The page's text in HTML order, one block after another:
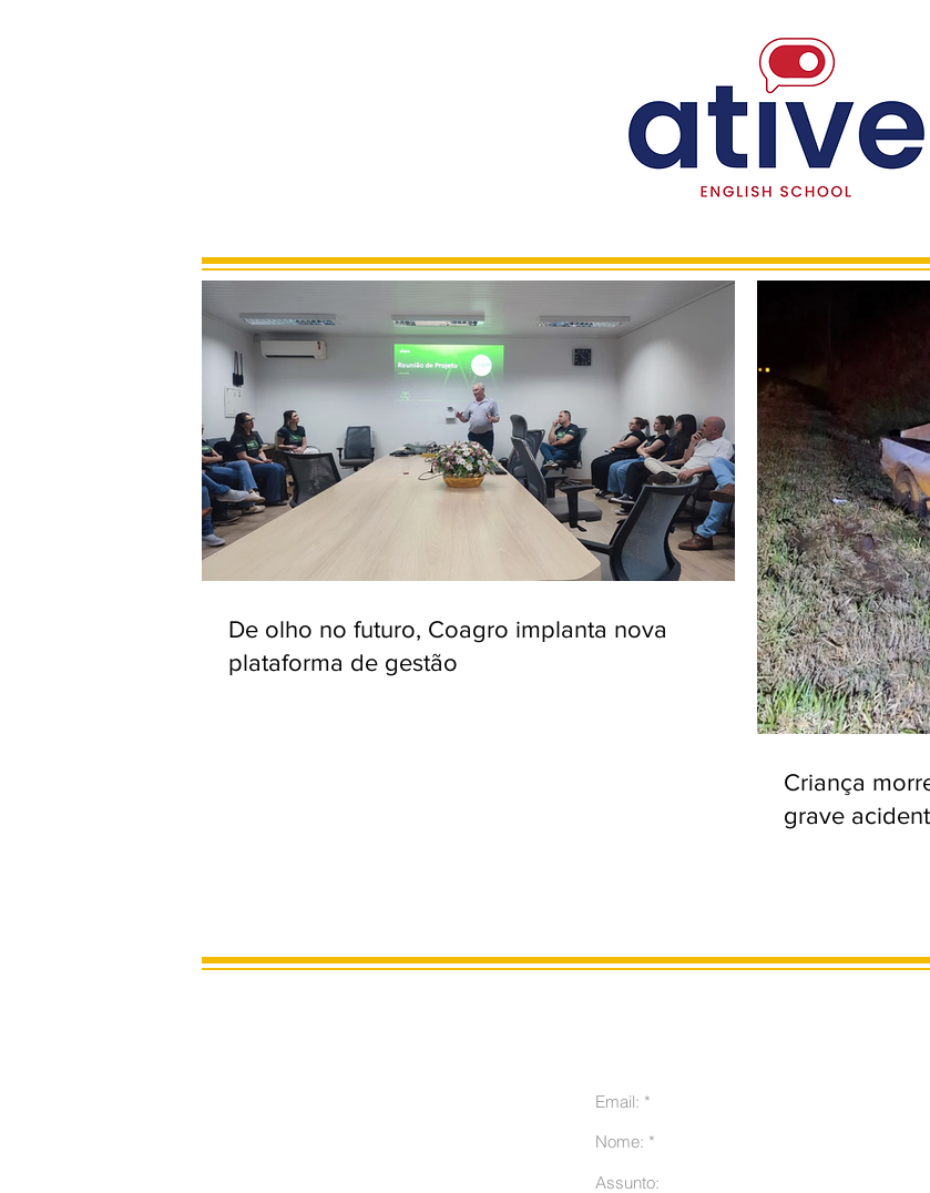
De olho no futuro, Coagro implanta nova
plataforma de gestão
Criança
grave